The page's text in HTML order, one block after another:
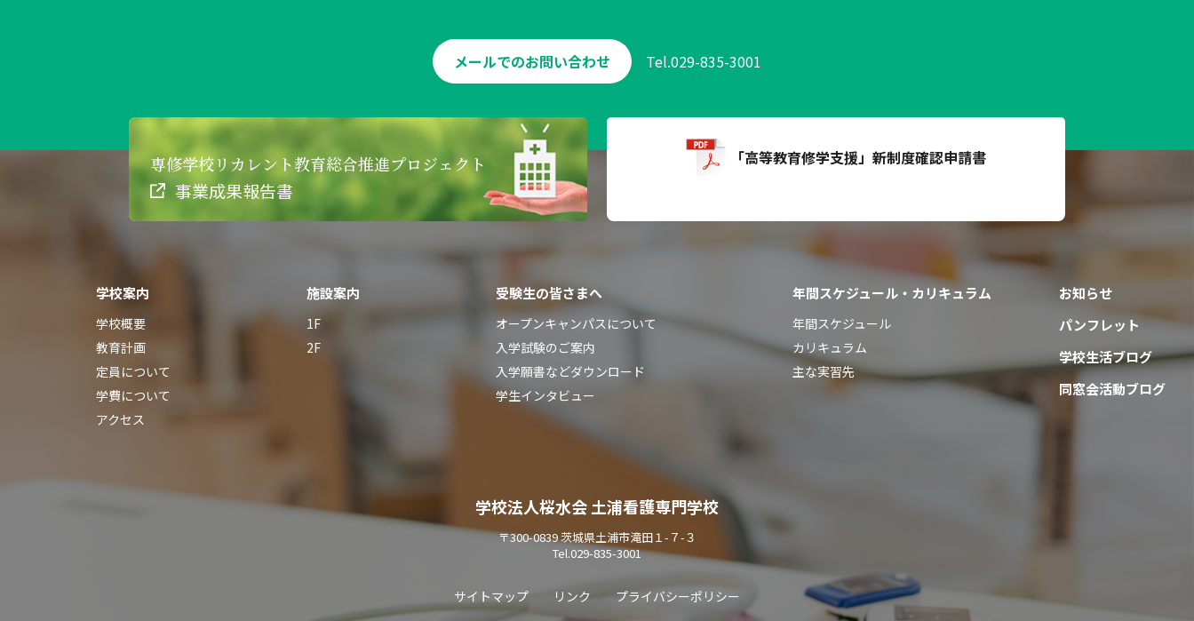
メールでのお問い合わせ Tel.029-835-3001
専修学校リカレント教育総合推進プロジェクト
事業成果報告書
「高等教育修学支援」 新制度確認申請書
学校案内
学校概要
教育計画
定員について
学費について
アクセス
施設案内
1F
2F
受験生の皆さまへ
オープンキャンパスについて
入学試験のご案内
入学願書などダウンロード
学生インタビュー
年間スケジュール・カリキュラム
年間スケジュール
カリキュラム
主な実習先
お知らせ
パンフレット
学校生活ブログ
同窓会活動ブログ
学校法人桜水会 土浦看護専門学校
〒300-0839 茨城県土浦市滝田１-７-３
Tel.029-835-3001
サイトマップ リンク プライバシーポリシー